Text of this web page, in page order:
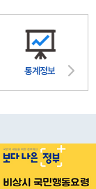
통계정보